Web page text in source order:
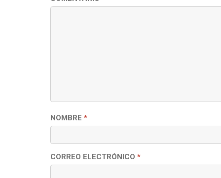
NOMBRE *
CORREO ELECTRÓNICO *